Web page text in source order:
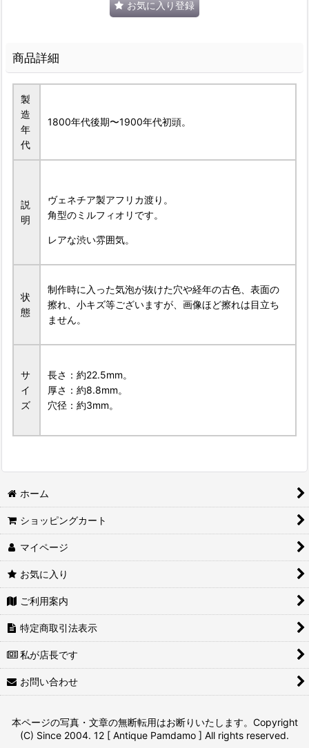
お気に入り登録
商品詳細
製
造
年
代
1800年代後期〜1900年代初頭。
説
明
ヴェネチア製アフリカ渡り。
角型のミルフィオリです。
レアな渋い雰囲気。
状
態
制作時に入った気泡が抜けた穴や経年の古色、表面の
擦れ、小キズ等ございますが、画像ほど擦れは目立ち
ません。
サ
イ
ズ
長さ：約22.5mm。
厚さ：約8.8mm。
穴径：約3mm。
ホーム
ショッピングカート
マイページ
お気に入り
ご利用案内
特定商取引法表示
私が店長です
お問い合わせ
本ページの写真・文章の無断転用はお断りいたします。Copyright
(C) Since 2004. 12 [ Antique Pamdamo ] All rights reserved.